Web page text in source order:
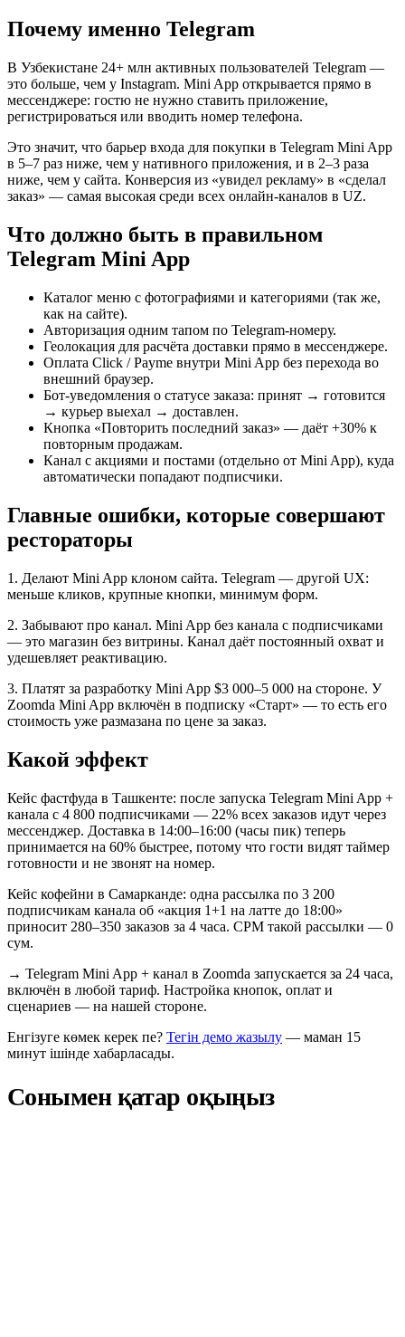
Почему именно Telegram
В Узбекистане 24+ млн активных пользователей Telegram —
это больше, чем у Instagram. Mini App открывается прямо в
мессенджере: гостю не нужно ставить приложение,
регистрироваться или вводить номер телефона.
Это значит, что барьер входа для покупки в Telegram Mini App
в 5–7 раз ниже, чем у нативного приложения, и в 2–3 раза
ниже, чем у сайта. Конверсия из «увидел рекламу» в «сделал
заказ» — самая высокая среди всех онлайн-каналов в UZ.
Что должно быть в правильном
Telegram Mini App
Каталог меню с фотографиями и категориями (так же,
как на сайте).
Авторизация одним тапом по Telegram-номеру.
Геолокация для расчёта доставки прямо в мессенджере.
Оплата Click / Payme внутри Mini App без перехода во
внешний браузер.
Бот-уведомления о статусе заказа: принят → готовится
→ курьер выехал → доставлен.
Кнопка «Повторить последний заказ» — даёт +30% к
повторным продажам.
Канал с акциями и постами (отдельно от Mini App), куда
автоматически попадают подписчики.
Главные ошибки, которые совершают
рестораторы
1. Делают Mini App клоном сайта. Telegram — другой UX:
меньше кликов, крупные кнопки, минимум форм.
2. Забывают про канал. Mini App без канала с подписчиками
— это магазин без витрины. Канал даёт постоянный охват и
удешевляет реактивацию.
3. Платят за разработку Mini App $3 000–5 000 на стороне. У
Zoomda Mini App включён в подписку «Старт» — то есть его
стоимость уже размазана по цене за заказ.
Какой эффект
Кейс фастфуда в Ташкенте: после запуска Telegram Mini App +
канала с 4 800 подписчиками — 22% всех заказов идут через
мессенджер. Доставка в 14:00–16:00 (часы пик) теперь
принимается на 60% быстрее, потому что гости видят таймер
готовности и не звонят на номер.
Кейс кофейни в Самарканде: одна рассылка по 3 200
подписчикам канала об «акция 1+1 на латте до 18:00»
приносит 280–350 заказов за 4 часа. CPM такой рассылки — 0
сум.
→ Telegram Mini App + канал в Zoomda запускается за 24 часа,
включён в любой тариф. Настройка кнопок, оплат и
сценариев — на нашей стороне.
Енгізуге көмек керек пе? Тегін демо жазылу — маман 15
минут ішінде хабарласады.
Сонымен қатар оқыңыз